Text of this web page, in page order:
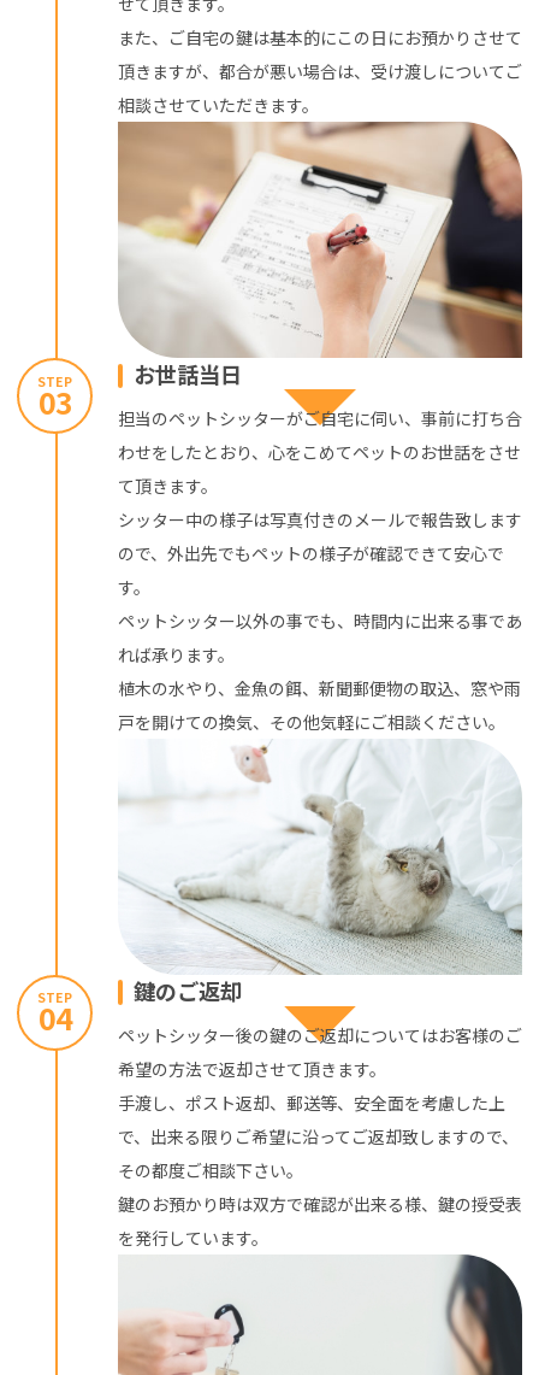
また、ご自宅の鍵は基本的にこの日にお預かりさせて
頂きますが、都合が悪い場合は、受け渡しについてご
相談させていただきます。
STEP
03
お世話当日
担当のペットシッターがご自宅に伺い、事前に打ち合
わせをしたとおり、心をこめてペットのお世話をさせ
て頂きます。
シッター中の様子は写真付きのメールで報告致します
ので、外出先でもペットの様子が確認できて安心で
す。
ペットシッター以外の事でも、時間内に出来る事であ
れば承ります。
植木の水やり、金魚の餌、新聞郵便物の取込、窓や雨
戸を開けての換気、その他気軽にご相談ください。
STEP
04
鍵のご返却
ペットシッター後の鍵のご返却についてはお客様のご
希望の方法で返却させて頂きます。
手渡し、ポスト返却、郵送等、安全面を考慮した上
で、出来る限りご希望に沿ってご返却致しますので、
その都度ご相談下さい。
鍵のお預かり時は双方で確認が出来る様、鍵の授受表
を発行しています。